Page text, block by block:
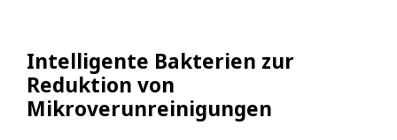
Intelligente Bakterien zur
Reduktion von
Mikroverunreinigungen